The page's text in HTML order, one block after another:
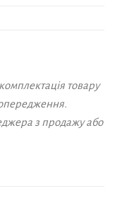
товару
з продажу або